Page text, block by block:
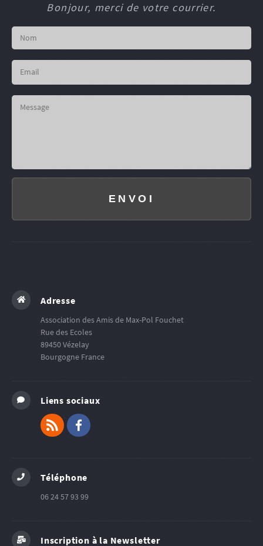
Bonjour, merci de votre courrier.
ENVOI
Adresse
Association des Amis de Max-Pol Fouchet
Rue des Ecoles
89450Vézelay
Bourgogne France
Liens sociaux
Téléphone
06 24 57 93 99
Inscription à la Newsletter